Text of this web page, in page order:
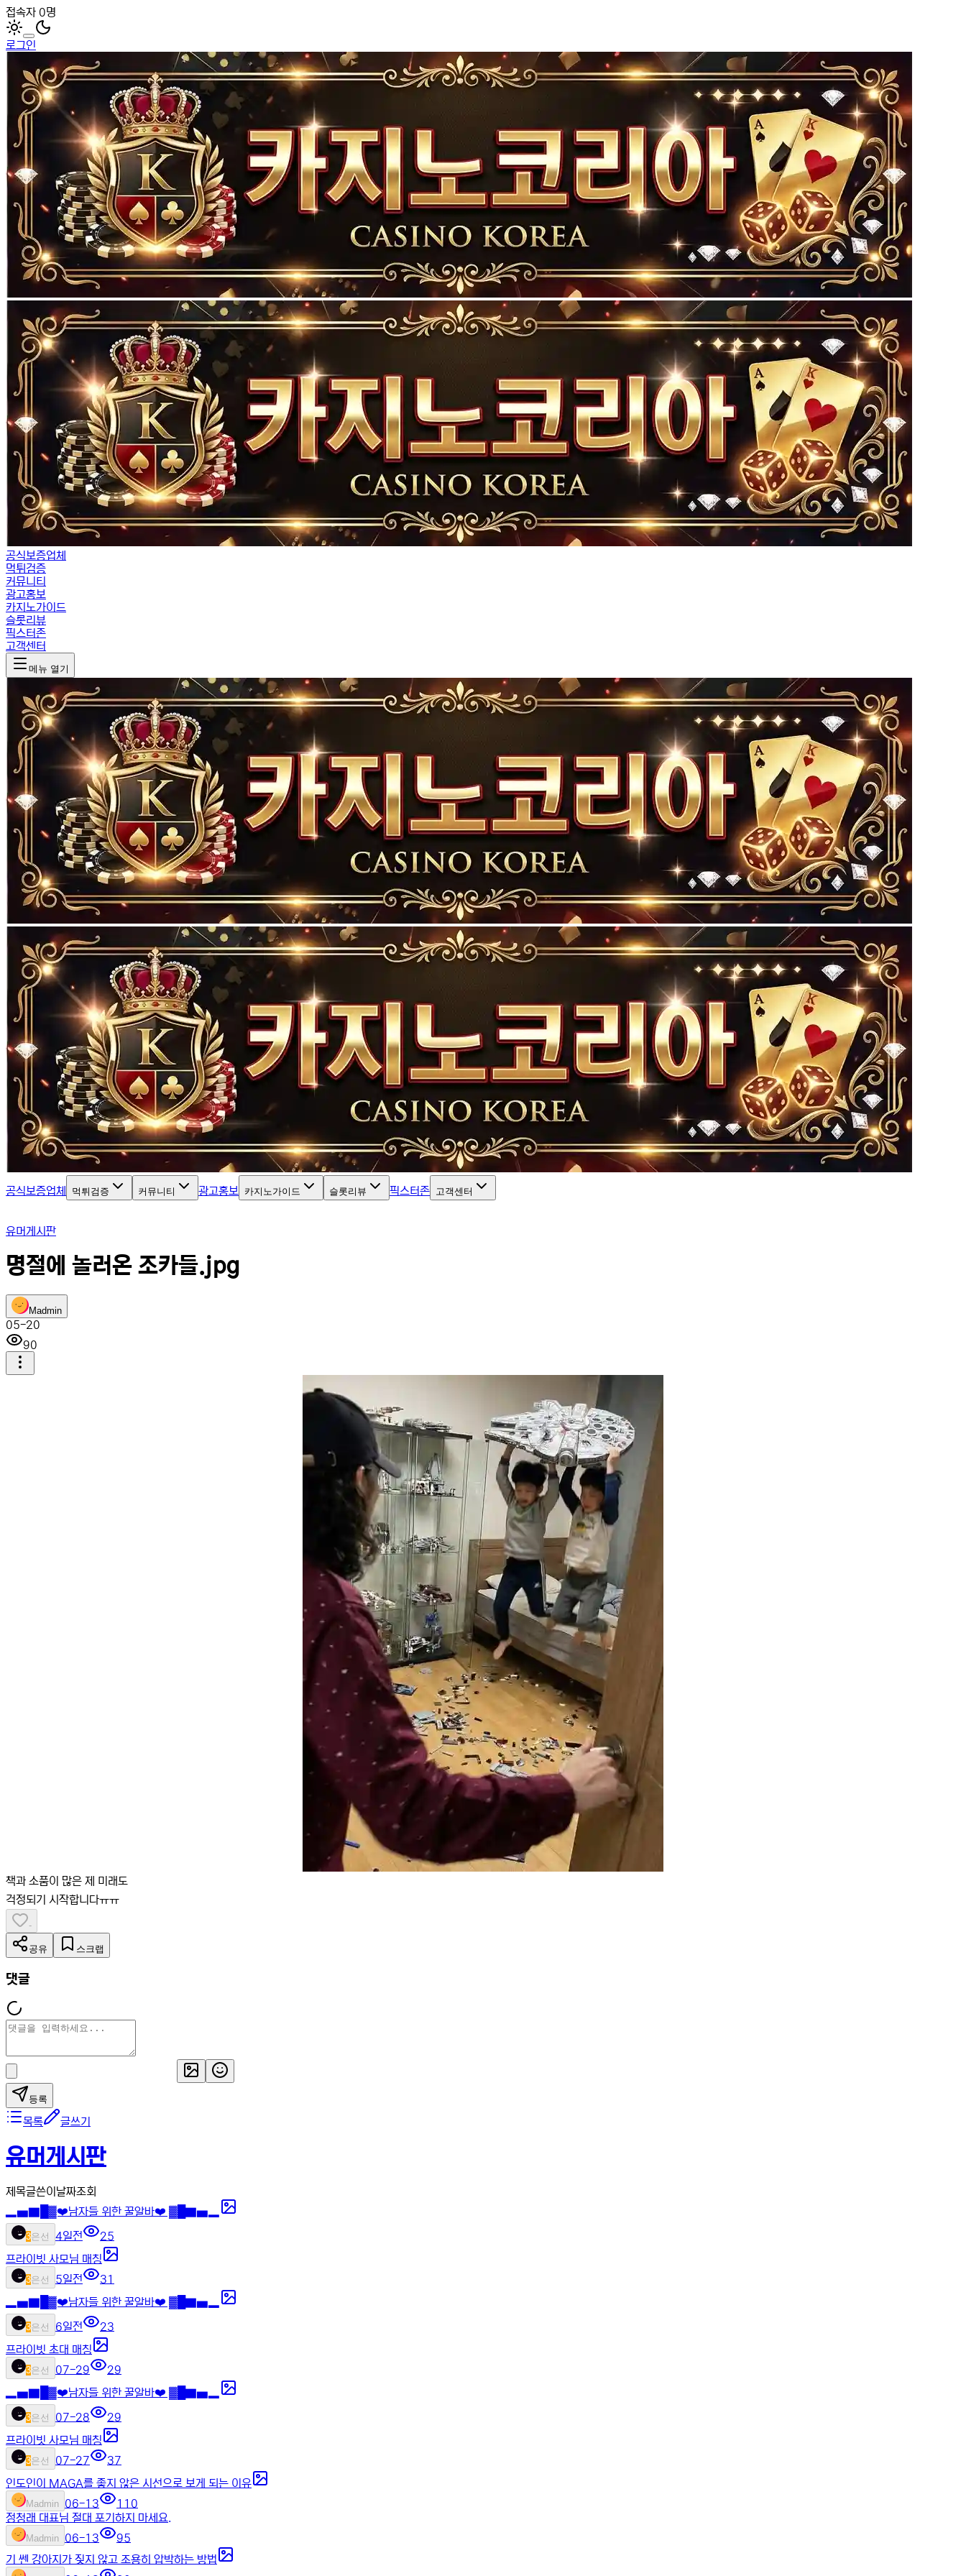
접속자 0명
로그인
공식보증업체
먹튀검증
커뮤니티
광고홍보
카지노가이드
슬롯리뷰
픽스터존
고객센터
메뉴 열기
공식보증업체 먹튀검증 커뮤니티 광고홍보 카지노가이드 슬롯리뷰 픽스터존 고객센터
유머게시판
명절에 놀러온 조카들.jpg
Madmin
05-20
90
책과 소품이 많은 제 미래도
걱정되기 시작합니다ㅠㅠ
-
공유 스크랩
댓글
등록
목록 글쓰기
유머게시판
제목글쓴이 날짜조회
▂▅▇█▓❤️남자들 위한 꿀알바❤️ ▓█▇▅▂
3은선 4일전
25
프라이빗 사모님 매칭
3은선 5일전
31
▂▅▇█▓❤️남자들 위한 꿀알바❤️ ▓█▇▅▂
3은선 6일전
23
프라이빗 초대 매칭
3은선 07-29
29
▂▅▇█▓❤️남자들 위한 꿀알바❤️ ▓█▇▅▂
3은선 07-28
29
프라이빗 사모님 매칭
3은선 07-27
37
인도인이 MAGA를 좋지 않은 시선으로 보게 되는 이유
Madmin 06-13
110
정청래 대표님 절대 포기하지 마세요.
Madmin 06-13
95
기 쎈 강아지가 짖지 않고 조용히 압박하는 방법